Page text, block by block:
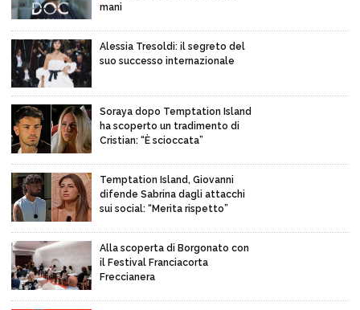
mani
Alessia Tresoldi: il segreto del
suo successo internazionale
Soraya dopo Temptation Island
ha scoperto un tradimento di
Cristian: “È scioccata”
Temptation Island, Giovanni
difende Sabrina dagli attacchi
sui social: “Merita rispetto”
Alla scoperta di Borgonato con
il Festival Franciacorta
Freccianera